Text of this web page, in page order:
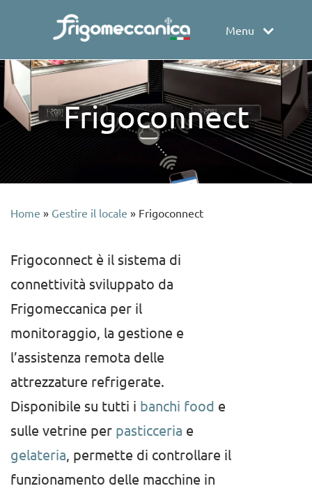
Menu
Frigoconnect
Home » Gestire il locale » Frigoconnect
Frigoconnect è il sistema di
connettività sviluppato da
Frigomeccanica per il
monitoraggio, la gestione e
l’assistenza remota delle
attrezzature refrigerate.
Disponibile su tutti i banchi food e
sulle vetrine per pasticceria e
gelateria , permette di controllare il
funzionamento delle macchine in